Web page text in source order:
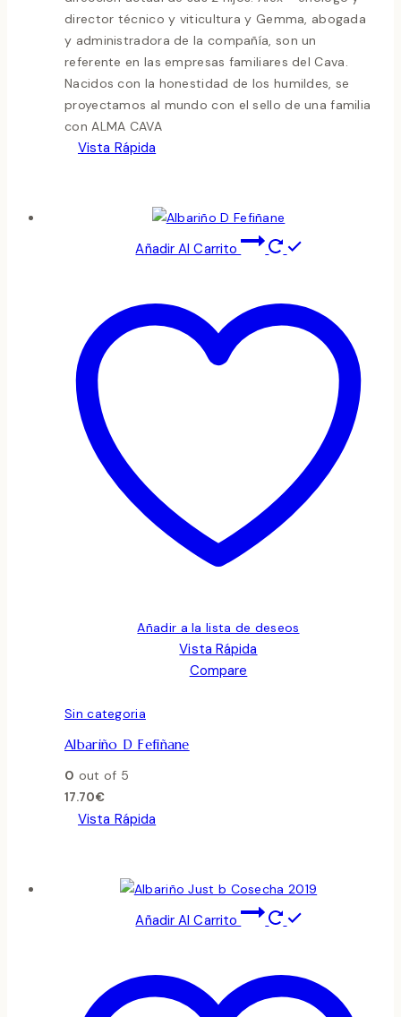
director técnico y viticultura y Gemma, abogada
y administradora de la compañía, son un
referente en las empresas familiares del Cava.
Nacidos con la honestidad de los humildes, se
proyectamos al mundo con el sello de una familia
con ALMA CAVA
Vista Rápida
Añadir Al Carrito
Añadir a la lista de deseos
Vista Rápida
Compare
Sin categoria
Albariño D Fefiñane
0 out of 5
17.70€
Vista Rápida
Añadir Al Carrito